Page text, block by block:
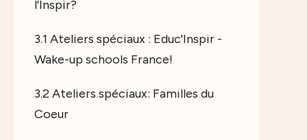
l'Inspir?
3.1 Ateliers spéciaux : Educ'Inspir -
Wake-up schools France!
3.2 Ateliers spéciaux: Familles du
Coeur